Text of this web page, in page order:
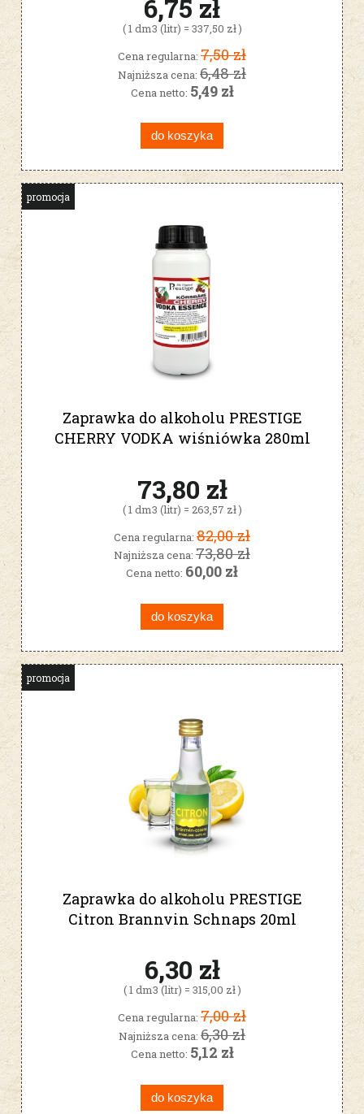
6,75 zł
( 1 dm3 (litr) = 337,50 zł )
Cena regularna: 7,50 zł
Najniższa cena: 6,48 zł
Cena netto: 5,49 zł
do koszyka
Zaprawka do alkoholu PRESTIGE
CHERRY VODKA wiśniówka 280ml
73,80 zł
( 1 dm3 (litr) = 263,57 zł )
Cena regularna: 82,00 zł
Najniższa cena: 73,80 zł
Cena netto: 60,00 zł
do koszyka
promocja
Zaprawka do alkoholu PRESTIGE
Citron Brannvin Schnaps 20ml
6,30 zł
( 1 dm3 (litr) = 315,00 zł )
Cena regularna: 7,00 zł
Najniższa cena: 6,30 zł
Cena netto: 5,12 zł
do koszyka
promocja